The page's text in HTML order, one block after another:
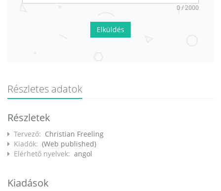
0 / 2000
Elküldés
Részletes adatok
Részletek
Tervező: Christian Freeling
Kiadók: (Web published)
Elérhető nyelvek: angol
Kiadások